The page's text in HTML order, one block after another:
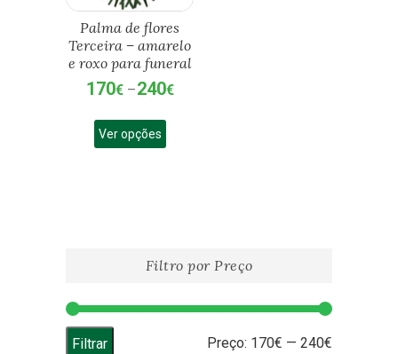
Palma de flores
Terceira – amarelo
e roxo para funeral
170€ –240€Price
Ver opções
be
on
product
Filtro por Preço
Filtrar Preço: 170€ — 240€